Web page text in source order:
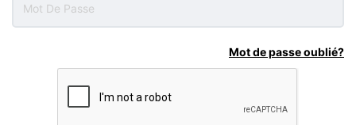
Mot de passe oublié?